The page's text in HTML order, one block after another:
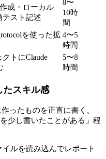
成・ローカル
テスト記述
8〜
10時
間
を使った拡 4〜5
時間
トにClaude
5〜8
時間
たスキル感
ったものを正直に書く。
少し書いたことがある」程
ルを読み込んでレポート